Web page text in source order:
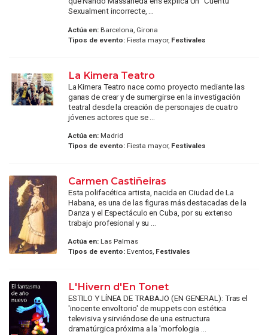
Sexualment incorrecte, ...
Actúa en:Barcelona, Girona
Tipos de evento:Fiesta mayor, Festivales
La Kimera Teatro
La Kimera Teatro nace como proyecto mediante las
ganas de crear y de sumergirse en la investigación
teatral desde la creación de personajes de cuatro
jóvenes actores que se ...
Actúa en:Madrid
Tipos de evento:Fiesta mayor, Festivales
Carmen Castiñeiras
Esta polifacética artista, nacida en Ciudad de La
Habana, es una de las figuras más destacadas de la
Danza y el Espectáculo en Cuba, por su extenso
trabajo profesional y su ...
Actúa en:Las Palmas
Tipos de evento:Eventos, Festivales
L'Hivern d'En Tonet
ESTILO Y LÍNEA DE TRABAJO (EN GENERAL): Tras el
'inocente envoltorio' de muppets con estética
televisiva y sirviéndose de una estructura
dramatúrgica próxima a la 'morfologia ...